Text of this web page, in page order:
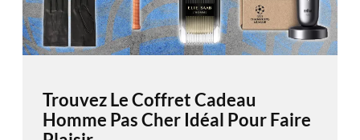
Trouvez Le Coffret Cadeau
Homme Pas Cher Idéal Pour Faire